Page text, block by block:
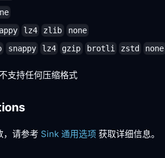
lz4 zlib none
snappy lz4 gzip brotli zstd none
支持任何压缩格式
，请参考 Sink 通用选项 获取详细信息。